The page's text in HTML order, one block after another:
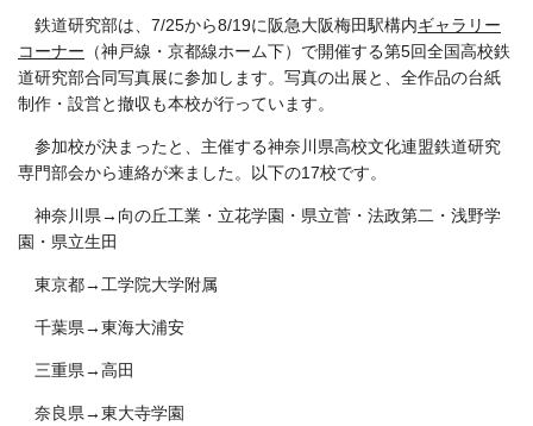
鉄道研究部は、7/25から8/19に 阪急大阪梅田駅構内ギャラリー
コーナー （神戸線・京都線ホーム下）で開催する第5回全国高校鉄
道研究部合同写真展に参加します。 写真の出展と、全作品の台紙
制作・設営と撤収も本校が行っています。
参加校が決まったと、主催する神奈川県高校文化連盟鉄道研究
専門部会から連絡が来ました。以下の17校です。
神奈川県→向の丘工業・立花学園・県立菅・法政第二・浅野学
園・県立生田
東京都→工学院大学附属
千葉県→東海大浦安
三重県→高田
奈良県→東大寺学園